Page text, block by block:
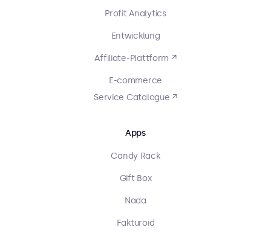
Profit Analytics
Entwicklung
Affiliate-Plattform ↗
E-commerce
Service Catalogue ↗
Apps
Candy Rack
Gift Box
Nada
Fakturoid